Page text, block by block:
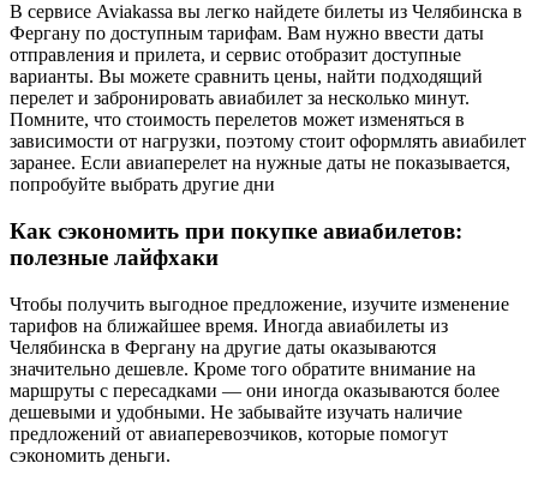
В сервисе Aviakassa вы легко найдете билеты из Челябинска в
Фергану по доступным тарифам. Вам нужно ввести даты
отправления и прилета, и сервис отобразит доступные
варианты. Вы можете сравнить цены, найти подходящий
перелет и забронировать авиабилет за несколько минут.
Помните, что стоимость перелетов может изменяться в
зависимости от нагрузки, поэтому стоит оформлять авиабилет
заранее. Если авиаперелет на нужные даты не показывается,
попробуйте выбрать другие дни
Как сэкономить при покупке авиабилетов:
полезные лайфхаки
Чтобы получить выгодное предложение, изучите изменение
тарифов на ближайшее время. Иногда авиабилеты из
Челябинска в Фергану на другие даты оказываются
значительно дешевле. Кроме того обратите внимание на
маршруты с пересадками — они иногда оказываются более
дешевыми и удобными. Не забывайте изучать наличие
предложений от авиаперевозчиков, которые помогут
сэкономить деньги.